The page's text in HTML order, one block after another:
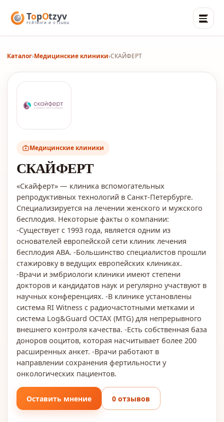
Каталог›Медицинские клиники›СКАЙФЕРТ
Медицинские клиники
СКАЙФЕРТ
«Скайферт» — клиника вспомогательных
репродуктивных технологий в Санкт-Петербурге.
Специализируется на лечении женского и мужского
бесплодия. Некоторые факты о компании:
-Существует с 1993 года, является одним из
основателей европейской сети клиник лечения
бесплодия АВА. -Большинство специалистов прошли
стажировку в ведущих европейских клиниках.
-Врачи и эмбриологи клиники имеют степени
докторов и кандидатов наук и регулярно участвуют в
научных конференциях. -В клинике установлены
система RI Witness с радиочастотными метками и
система Log&Guard OCTAX (MTG) для непрерывного
внешнего контроля качества. -Есть собственная база
доноров ооцитов, которая насчитывает более 200
расширенных анкет. -Врачи работают в
направлении сохранения фертильности у
онкологических пациентов.
Оставить мнение 0 отзывов